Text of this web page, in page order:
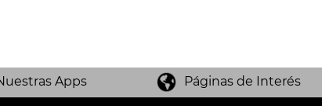
Apps Páginas de Interés